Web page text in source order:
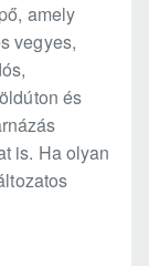
amely
vegyes,
és
is. Ha olyan